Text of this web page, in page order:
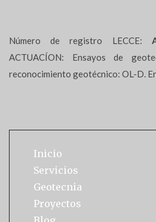
Número de registro LECCE:
ACTUACÍON: Ensayos de
reconocimiento geotécnico: OL-D.
Inicio
Servicios
Geotecnia
Proyectos